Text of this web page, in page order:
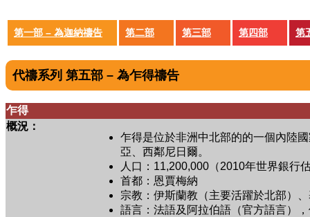
第一部 – 為迦納禱告 第二部 第三部 第四部 第
代禱系列 第五部 – 為乍得禱告
乍得
概況：
乍得是位於非洲中北部的的一個內陸
亞、西鄰尼日爾。
人口：11,200,000（2010年世界銀行
首都：恩賈梅納
宗教：伊斯蘭教（主要活躍於北部）
語言：法語及阿拉伯語（官方語言）